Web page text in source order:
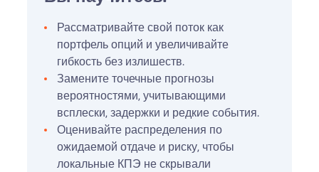
Рассматривайте свой поток как
портфель опций и увеличивайте
гибкость без излишеств.
Замените точечные прогнозы
вероятностями, учитывающими
всплески, задержки и редкие события.
Оценивайте распределения по
ожидаемой отдаче и риску, чтобы
локальные КПЭ не скрывали